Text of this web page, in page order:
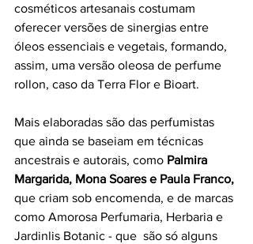
cosméticos artesanais costumam
oferecer versões de sinergias entre
óleos essenciais e vegetais, formando,
assim, uma versão oleosa de perfume
rollon, caso da Terra Flor e Bioart.
Mais elaboradas são das perfumistas
que ainda se baseiam em técnicas
ancestrais e autorais, como Palmira
Margarida, Mona Soares e Paula Franco,
que criam sob encomenda, e de marcas
como Amorosa Perfumaria, Herbaria e
Jardinlis Botanic - que  são só alguns